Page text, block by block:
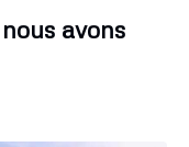
avons